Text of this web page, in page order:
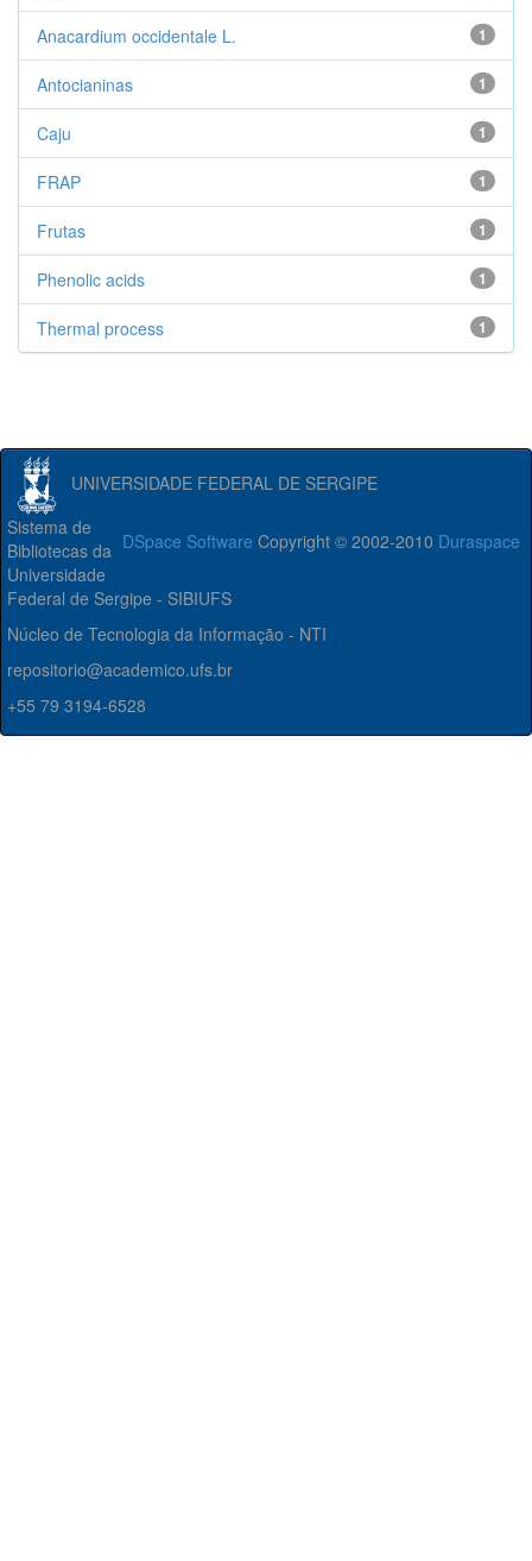
1
Anacardium occidentale L.
1
Antocianinas
1
Caju
1
FRAP
1
Frutas
1
Phenolic acids
1
Thermal process
UNIVERSIDADE FEDERAL DE SERGIPE
DSpace Software Copyright © 2002-2010 Duraspace
Sistema de
Bibliotecas da
Universidade
Federal de Sergipe - SIBIUFS
Núcleo de Tecnologia da Informação - NTI
repositorio@academico.ufs.br
+55 79 3194-6528